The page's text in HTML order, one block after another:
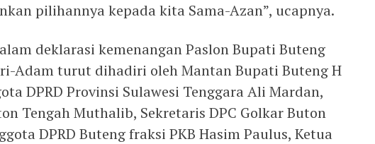
pilihannya kepada kita Sama-Azan”, ucapnya.
deklarasi kemenangan Paslon Bupati Buteng
Adam turut dihadiri oleh Mantan Bupati Buteng H
DPRD Provinsi Sulawesi Tenggara Ali Mardan,
Tengah Muthalib, Sekretaris DPC Golkar Buton
DPRD Buteng fraksi PKB Hasim Paulus, Ketua